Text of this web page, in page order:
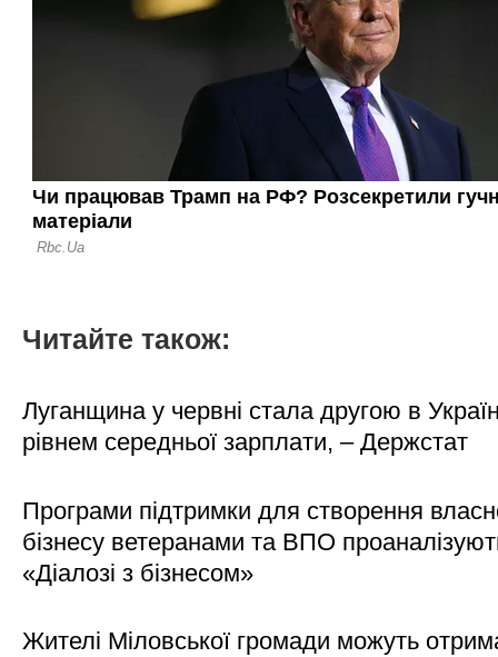
Читайте також:
Луганщина у червні стала другою в
рівнем середньої зарплати, – Держстат
Програми підтримки для створення
бізнесу ветеранами та ВПО
«Діалозі з бізнесом»
Жителі Міловської громади можуть